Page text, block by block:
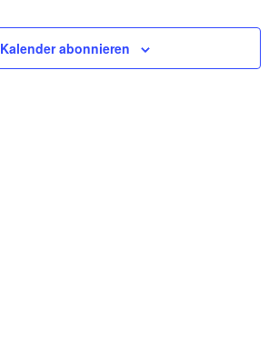
Kalender abonnieren